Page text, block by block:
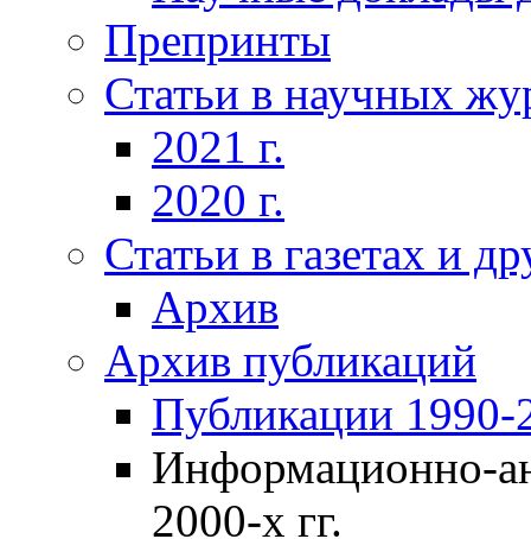
Препринты
Статьи в научных
2021 г.
2020 г.
Статьи в газетах и
Архив
Архив публикаций
Публикации 1990-
Информационно-
2000-х гг.